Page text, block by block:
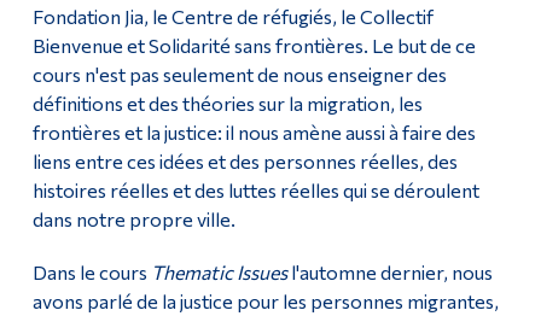
Fondation Jia, le Centre de réfugiés, le Collectif
Bienvenue et Solidarité sans frontières. Le but de ce
cours n'est pas seulement de nous enseigner des
définitions et des théories sur la migration, les
frontières et la justice: il nous amène aussi à faire des
liens entre ces idées et des personnes réelles, des
histoires réelles et des luttes réelles qui se déroulent
dans notre propre ville.
Dans le cours Thematic Issuesl'automne dernier, nous
avons parlé de la justice pour les personnes migrantes,